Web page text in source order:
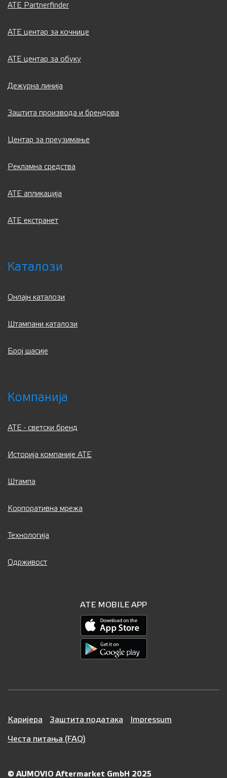
ATE Partnerfinder
ATE центар за кочнице
ATE центар за обуку
Дежурна линија
Заштита производа и брендова
Центар за преузимање
Рекламна средства
ATE апликација
АТЕ екстранет
Каталози
Онлајн каталози
Штампани каталози
Број шасије
Компанија
ATE - светски бренд
Историја компаније АТЕ
Штампа
Корпоративна мрежа
Технологија
Одрживост
ATE MOBILE APP
Каријера Заштита података Impressum
Честа питања (FAQ)
© AUMOVIO Aftermarket GmbH 2025